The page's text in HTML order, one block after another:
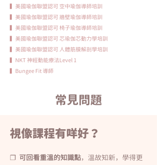
▍美國瑜伽聯盟認可 空中瑜伽導師培訓
▍美國瑜伽聯盟認可 牆壁瑜伽導師培訓
▍美國瑜伽聯盟認可 椅子瑜伽導師培訓
▍美國瑜伽聯盟認可 芯瑜伽芯動力學培訓
▍美國瑜伽聯盟認可 人體筋膜解剖學培訓
▍NKT 神經動能療法Level 1
▍Bungee Fit 導師
常見問題
視像課程有咩好？
❐ 可回看重溫的知識點，溫故知新，學得更